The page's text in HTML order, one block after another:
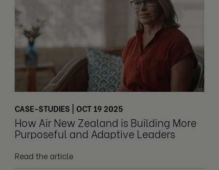
CASE-STUDIES | OCT 19 2025
How Air New Zealand is Building More
Purposeful and Adaptive Leaders
Read the article